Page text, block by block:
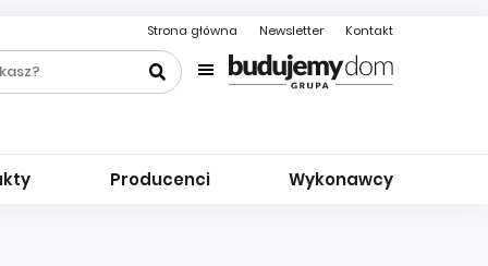
Strona główna Newsletter Kontakt
Producenci Wykonawcy